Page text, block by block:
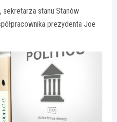
sekretarza stanu Stanów
prezydenta Joe